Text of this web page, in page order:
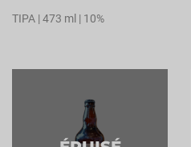
TIPA | 473 ml | 10%